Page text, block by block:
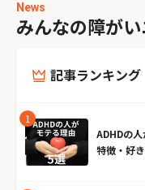
News
みんなの障が
記事ランキング
ADHDの
特徴・好